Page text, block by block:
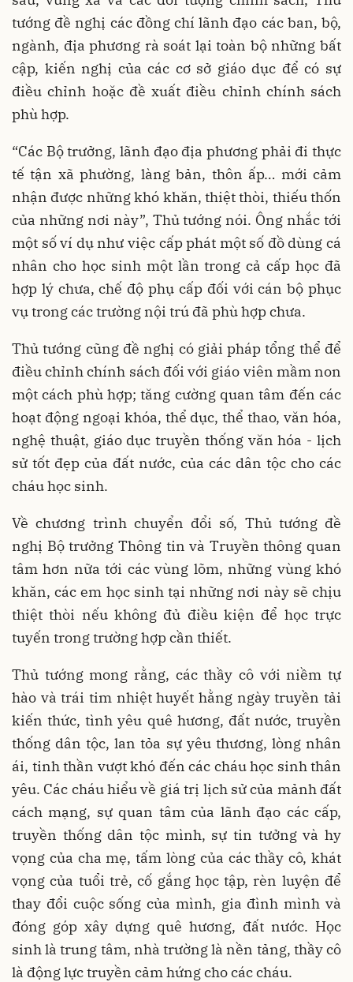
tướng đề nghị các đồng chí lãnh đạo các ban, bộ,
ngành, địa phương rà soát lại toàn bộ những bất
cập, kiến nghị của các cơ sở giáo dục để có sự
điều chỉnh hoặc đề xuất điều chỉnh chính sách
phù hợp.
“Các Bộ trưởng, lãnh đạo địa phương phải đi thực
tế tận xã phường, làng bản, thôn ấp… mới cảm
nhận được những khó khăn, thiệt thòi, thiếu thốn
của những nơi này”, Thủ tướng nói. Ông nhắc tới
một số ví dụ như việc cấp phát một số đồ dùng cá
nhân cho học sinh một lần trong cả cấp học đã
hợp lý chưa, chế độ phụ cấp đối với cán bộ phục
vụ trong các trường nội trú đã phù hợp chưa.
Thủ tướng cũng đề nghị có giải pháp tổng thể để
điều chỉnh chính sách đối với giáo viên mầm non
một cách phù hợp; tăng cường quan tâm đến các
hoạt động ngoại khóa, thể dục, thể thao, văn hóa,
nghệ thuật, giáo dục truyền thống văn hóa - lịch
sử tốt đẹp của đất nước, của các dân tộc cho các
cháu học sinh.
Về chương trình chuyển đổi số, Thủ tướng đề
nghị Bộ trưởng Thông tin và Truyền thông quan
tâm hơn nữa tới các vùng lõm, những vùng khó
khăn, các em học sinh tại những nơi này sẽ chịu
thiệt thòi nếu không đủ điều kiện để học trực
tuyến trong trường hợp cần thiết.
Thủ tướng mong rằng, các thầy cô với niềm tự
hào và trái tim nhiệt huyết hằng ngày truyền tải
kiến thức, tình yêu quê hương, đất nước, truyền
thống dân tộc, lan tỏa sự yêu thương, lòng nhân
ái, tinh thần vượt khó đến các cháu học sinh thân
yêu. Các cháu hiểu về giá trị lịch sử của mảnh đất
cách mạng, sự quan tâm của lãnh đạo các cấp,
truyền thống dân tộc mình, sự tin tưởng và hy
vọng của cha mẹ, tấm lòng của các thầy cô, khát
vọng của tuổi trẻ, cố gắng học tập, rèn luyện để
thay đổi cuộc sống của mình, gia đình mình và
đóng góp xây dựng quê hương, đất nước. Học
sinh là trung tâm, nhà trường là nền tảng, thầy cô
là động lực truyền cảm hứng cho các cháu.